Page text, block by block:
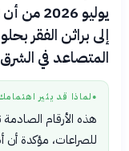
إلى براثن الفقر
المتصاعد في
● لماذا قد يثير
هذه الأرقام
للصراعات، مؤكدة أن